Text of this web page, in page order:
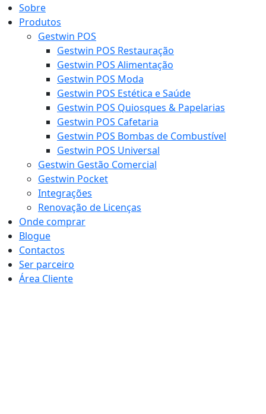
Sobre
Produtos
Gestwin POS
Gestwin POS Restauração
Gestwin POS Alimentação
Gestwin POS Moda
Gestwin POS Estética e Saúde
Gestwin POS Quiosques & Papelarias
Gestwin POS Cafetaria
Gestwin POS Bombas de Combustível
Gestwin POS Universal
Gestwin Gestão Comercial
Gestwin Pocket
Integrações
Renovação de Licenças
Onde comprar
Blogue
Contactos
Ser parceiro
Área Cliente